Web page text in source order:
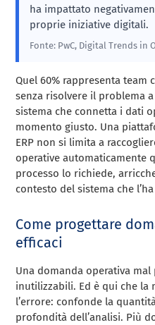
ha impattato
proprie iniziative digitali.
Fonte: PwC, Digital Trends in
Quel 60% rappresenta team
senza risolvere il problema
sistema che connetta i dati
momento giusto. Una
ERP non si limita a
operative automaticamente
processo lo richiede,
contesto del sistema che
Come progettare
efficaci
Una domanda operativa
inutilizzabili. Ed è qui che la
l’errore: confonde la
profondità dell’analisi. Più